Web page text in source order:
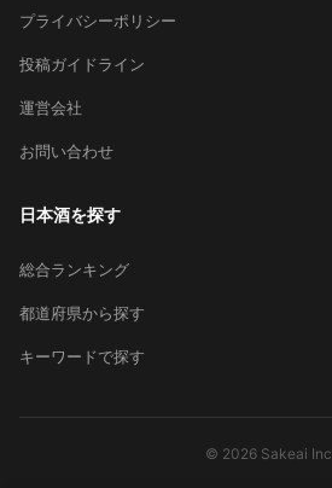
プライバシーポリシー
投稿ガイドライン
運営会社
お問い合わせ
日本酒を探す
総合ランキング
都道府県から探す
キーワードで探す
© 2026 Sakeai Inc.